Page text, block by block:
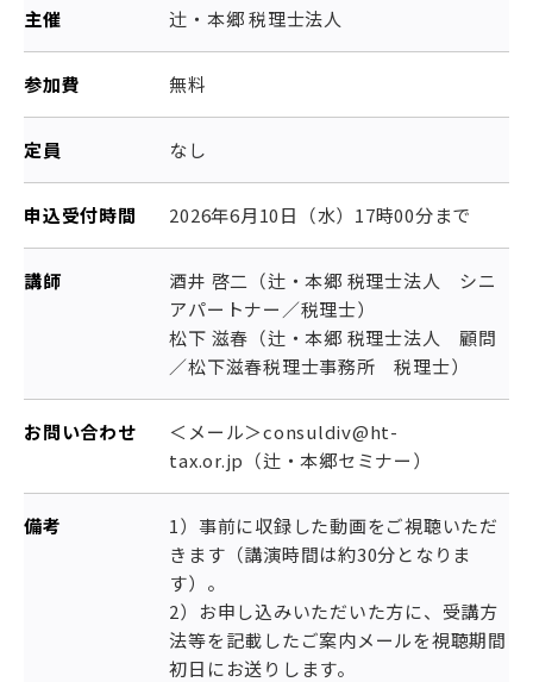
主催 辻󠄀・本郷 税理士法人
参加費 無料
定員 なし
申込受付時間 2026年6月10日（水）17時00分まで
講師
酒井 啓二（辻・本郷 税理士法人 シニ
アパートナー／税理士）
松下 滋春（辻・本郷 税理士法人 顧問
／松下滋春税理士事務所 税理士）
お問い合わせ
＜メール＞consuldiv@ht-
tax.or.jp（辻・本郷セミナー）
備考
1）事前に収録した動画をご視聴いただ
きます（講演時間は約30分となりま
す）。
2）お申し込みいただいた方に、受講方
法等を記載したご案内メールを視聴期間
初日にお送りします。